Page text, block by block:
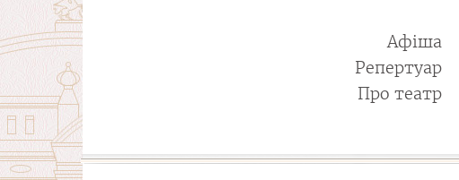
Афіша
Репертуар
Про театр